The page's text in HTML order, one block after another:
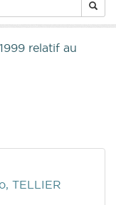
relatif au
TELLIER